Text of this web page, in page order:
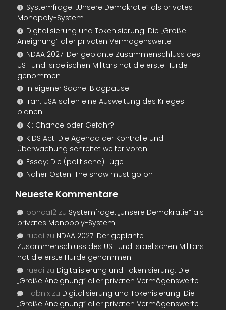
Systemfrage: „Unsere Demokratie“ als privates
Monopoly-System
Digitalisierung und Tokenisierung: Die „Große
Aneignung“ aller privaten Vermögenswerte
NDAA 2027: Der geplante Zusammenschluss des
US- und israelischen Militärs hat die erste Hürde
genommen
In eigener Sache: Blogpause
Iran: USA sollen eine Ausweitung des Krieges
planen
KI: Chance oder Gefahr?
KIDS Act: Die Agenda der Kontrolle und
Überwachung schreitet weiter voran
Essay: Die (politische) Lüge
Naher Osten: The show must go on
Neueste Kommentare
ponca12 zu Systemfrage: „Unsere Demokratie“ als
privates Monopoly-System
ruedi zu NDAA 2027: Der geplante
Zusammenschluss des US- und israelischen Militärs
hat die erste Hürde genommen
ruedi zu Digitalisierung und Tokenisierung: Die
„Große Aneignung“ aller privaten Vermögenswerte
Habnix zu Digitalisierung und Tokenisierung: Die
„Große Aneignung“ aller privaten Vermögenswerte